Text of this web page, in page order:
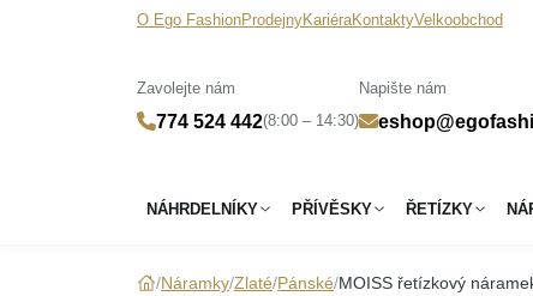
O Ego FashionProdejnyKariéraKontaktyVelkoobchod
Zavolejte nám
774 524 442(8:00 – 14:30)
Napište nám
NÁHRDELNÍKY PŘÍVĚSKY ŘETÍZKY
Náramky Zlaté Pánské MOISS řetízkový